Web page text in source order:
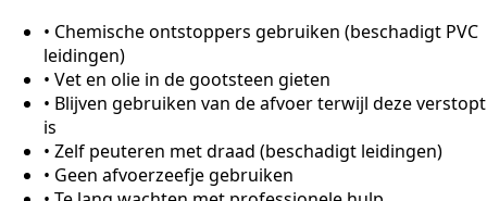
• Chemische ontstoppers gebruiken (beschadigt PVC
leidingen)
• Vet en olie in de gootsteen gieten
• Blijven gebruiken van de afvoer terwijl deze verstopt
is
• Zelf peuteren met draad (beschadigt leidingen)
• Geen afvoerzeefje gebruiken